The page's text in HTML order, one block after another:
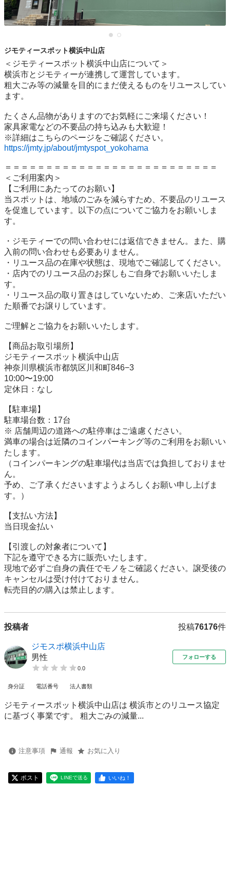
ジモティースポット横浜中山店
＜ジモティースポット横浜中山店について＞
横浜市とジモティーが連携して運営しています。
粗⼤ごみ等の減量を⽬的にまだ使えるものをリユースしてい
ます。
たくさん品物がありますのでお気軽にご来場ください！
家具家電などの不要品の持ち込みも大歓迎！
https://jmty.jp/about/jmtyspot_yokohama
＝＝＝＝＝＝＝＝＝＝＝＝＝＝＝＝＝＝＝＝＝＝＝＝＝＝
＜ご利用案内＞
【ご利用にあたってのお願い】
当スポットは、地域のごみを減らすため、不要品のリユース
を促進しています。以下の点についてご協力をお願いしま
す。
・ジモティーでの問い合わせには返信できません。また、購
入前の問い合わせも必要ありません。
・リユース品の在庫や状態は、現地でご確認してください。
・店内でのリユース品のお探しもご自身でお願いいたしま
す。
・リユース品の取り置きはしていないため、ご来店いただい
た順番でお譲りしています。
ご理解とご協力をお願いいたします。
【商品お取引場所】
ジモティースポット横浜中山店
神奈川県横浜市都筑区川和町846−3
10:00〜19:00
定休日：なし
【駐⾞場】
駐車場台数：17台
※ 店舗周辺の道路への駐停車はご遠慮ください。
満車の場合は近隣のコインパーキング等のご利用をお願いい
たします。
（コインパーキングの駐車場代は当店では負担しておりませ
ん。
予め、ご了承くださいますようよろしくお願い申し上げま
す。）
【⽀払い⽅法】
当日現金払い
【引渡しの対象者について】
下記を遵守できる⽅に販売いたします。
現地で必ずご⾃⾝の責任でモノをご確認ください。譲受後の
キャンセルは受け付けておりません。
転売⽬的の購⼊は禁⽌します。
投稿者 投稿76176件
ジモスポ横浜中山店
男性
0.0
フォローする
身分証 電話番号 法人書類
ジモティースポット横浜中山店は 横浜市とのリユース協定
に基づく事業です。 粗⼤ごみの減量...
注意事項 通報 お気に入り
ポスト LINEで送る いいね！